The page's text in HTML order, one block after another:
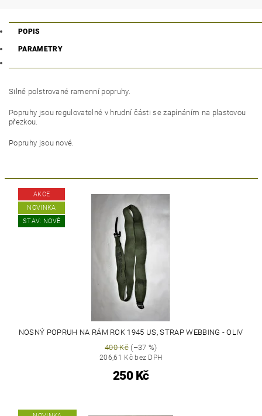
POPIS
PARAMETRY
Silně polstrované ramenní popruhy.
Popruhy jsou regulovatelné v hrudní části se zapínáním na plastovou
přezkou.
Popruhy jsou nové.
AKCE
NOVINKA
STAV: NOVÉ
NOSNÝ POPRUH NA RÁM ROK 1945 US, STRAP WEBBING - OLIV
400 Kč(–37 %)
206,61 Kč bez DPH
250 Kč